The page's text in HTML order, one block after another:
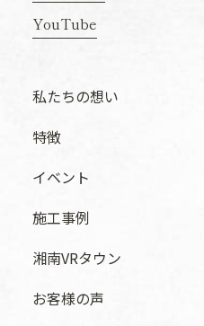
YouTube
私たちの想い
特徴
イベント
施工事例
湘南VRタウン
お客様の声